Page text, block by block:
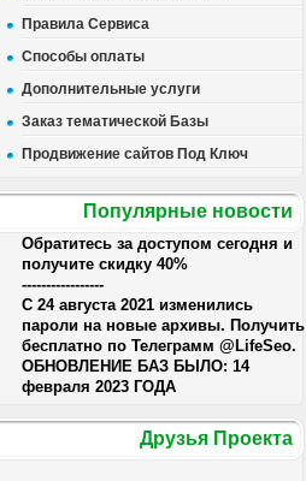
Правила Сервиса
Способы оплаты
Дополнительные услуги
Заказ тематической Базы
Продвижение сайтов Под Ключ
Популярные новости
Обратитесь за доступом сегодня и
получите скидку 40%
-----------------
С 24 августа 2021 изменились
пароли на новые архивы. Получить
бесплатно по Телеграмм @LifeSeo.
ОБНОВЛЕНИЕ БАЗ БЫЛО: 14
февраля 2023 ГОДА
Друзья Проекта